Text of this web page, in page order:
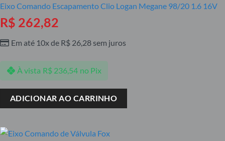
Eixo Comando Escapamento Clio Logan Megane 98/20 1.6 16V
R$ 262,82
Em até 10x de R$ 26,28 sem juros
À vista R$236,54 no Pix
ADICIONAR AO CARRINHO